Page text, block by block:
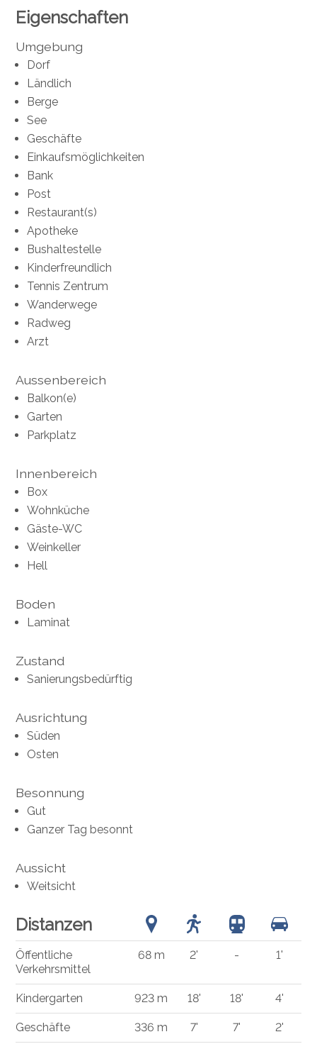
Eigenschaften
Umgebung
Dorf
Ländlich
Berge
See
Geschäfte
Einkaufsmöglichkeiten
Bank
Post
Restaurant(s)
Apotheke
Bushaltestelle
Kinderfreundlich
Tennis Zentrum
Wanderwege
Radweg
Arzt
Aussenbereich
Balkon(e)
Garten
Parkplatz
Innenbereich
Box
Wohnküche
Gäste-WC
Weinkeller
Hell
Boden
Laminat
Zustand
Sanierungsbedürftig
Ausrichtung
Süden
Osten
Besonnung
Gut
Ganzer Tag besonnt
Aussicht
Weitsicht
Distanzen
Öffentliche
Verkehrsmittel
68 m 2' - 1'
Kindergarten 923 m 18' 18' 4'
Geschäfte 336 m 7' 7' 2'